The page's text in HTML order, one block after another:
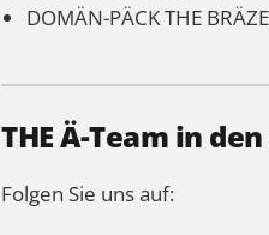
DOMÄN-PÄCKTHE
THE Ä-Team in
Folgen Sie uns auf: